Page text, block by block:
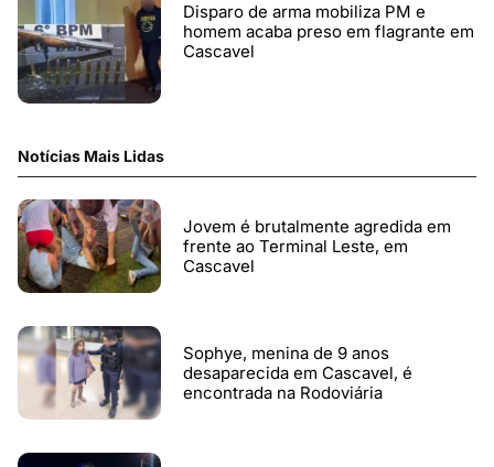
Disparo de arma mobiliza PM e
homem acaba preso em flagrante em
Cascavel
Notícias Mais Lidas
Jovem é brutalmente agredida em
frente ao Terminal Leste, em
Cascavel
Sophye, menina de 9 anos
desaparecida em Cascavel, é
encontrada na Rodoviária